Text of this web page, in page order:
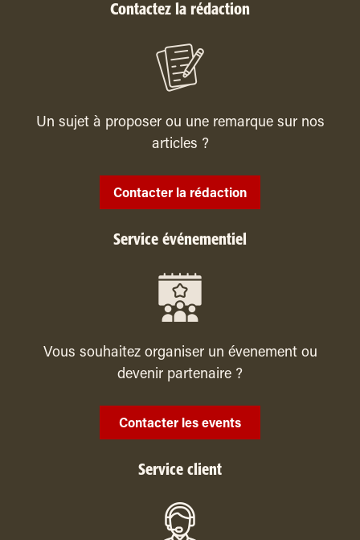
Contactez la rédaction
Un sujet à proposer ou une remarque sur nos
articles ?
Contacter la rédaction
Service événementiel
Vous souhaitez organiser un évenement ou
devenir partenaire ?
Contacter les events
Service client